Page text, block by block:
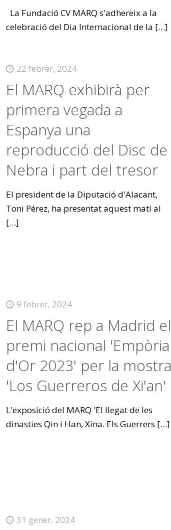
La Fundació CV MARQ s'adhereix a la
celebració del Dia Internacional de la […]
22 febrer, 2024
El MARQ exhibirà per
primera vegada a
Espanya una
reproducció del Disc de
Nebra i part del tresor
El president de la Diputació d'Alacant,
Toni Pérez, ha presentat aquest matí al
[…]
9 febrer, 2024
El MARQ rep a Madrid el
premi nacional 'Empòria
d'Or 2023' per la mostra
'Los Guerreros de Xi'an'
L'exposició del MARQ 'El llegat de les
dinasties Qin i Han, Xina. Els Guerrers […]
31 gener, 2024